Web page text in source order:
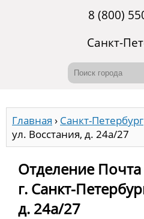
8 (800)
Санкт-
Главная › Санкт-Петербург
ул. Восстания, д. 24а/27
Отделение
г. Санкт-
д. 24а/27